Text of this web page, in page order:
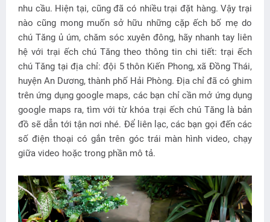
nhu cầu. Hiện tại, cũng đã có nhiều trại đặt hàng. Vậy trại
nào cũng mong muốn sở hữu những cặp ếch bố mẹ do
chú Tăng ủ úm, chăm sóc xuyên đông, hãy nhanh tay liên
hệ với trại ếch chú Tăng theo thông tin chi tiết: trại ếch
chú Tăng tại địa chỉ: đội 5 thôn Kiến Phong, xã Đồng Thái,
huyện An Dương, thành phố Hải Phòng. Địa chỉ đã có ghim
trên ứng dụng google maps, các bạn chỉ cần mở ứng dụng
google maps ra, tìm với từ khóa trại ếch chú Tăng là bản
đồ sẽ dẫn tới tận nơi nhé. Để liên lạc, các bạn gọi đến các
số điện thoại có gắn trên góc trái màn hình video, chạy
giữa video hoặc trong phần mô tả.